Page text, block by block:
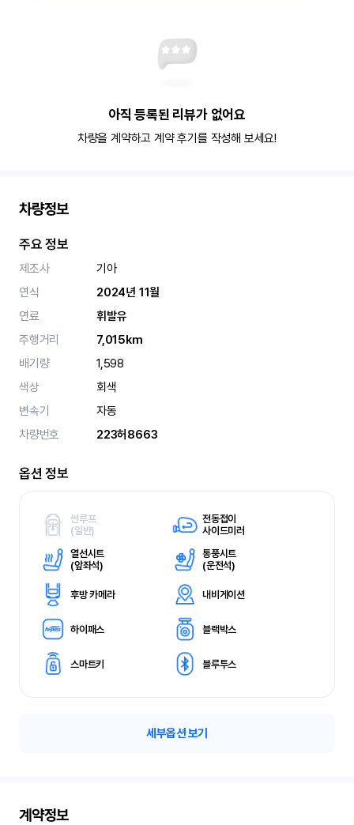
아직 등록된 리뷰가 없어요
차량을 계약하고 계약 후기를 작성해 보세요!
차량정보
주요 정보
제조사
기아
연식
2024년 11월
연료
휘발유
주행거리
7,015km
배기량
1,598
색상
회색
변속기
자동
차량번호
223허8663
옵션 정보
썬루프
(일반)
전동접이
사이드미러
열선시트
(앞좌석)
통풍시트
(운전석)
후방 카메라 내비게이션
하이패스 블랙박스
스마트키 블루투스
세부옵션 보기
계약정보